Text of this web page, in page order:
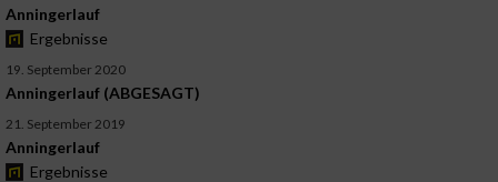
Anningerlauf
Ergebnisse
19. September 2020
Anningerlauf (ABGESAGT)
21. September 2019
Anningerlauf
Ergebnisse